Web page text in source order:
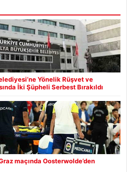
Yönelik Rüşvet ve
İki Şüpheli Serbest Bırakıldı
maçında Oosterwolde’den